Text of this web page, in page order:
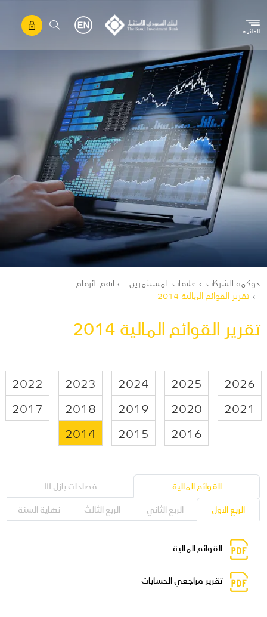
القائمة
مسار التنقل
حوكمة الشركات علاقات المستثمرين
اهم الأرقام
تقرير القوائم المالية 2014
تقرير القوائم المالية 2014
2026
2025
2024
2023
2022
2021
2020
2019
2018
2017
2016
2015
2014
القوائم المالية
فصاحات بازل III
الربع الأول
الربع الثاني الربع الثالث نهاية السنة
القوائم المالية
تقرير مراجعي الحسابات